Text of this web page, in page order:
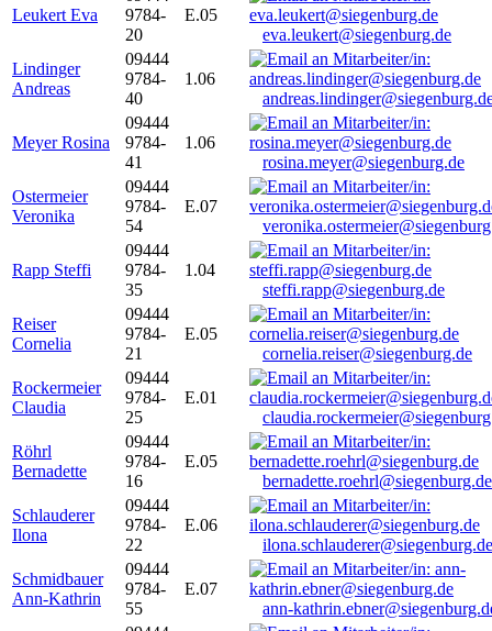
Leukert Eva
9784-
20
E.05
eva.leukert@siegenburg.de
Lindinger
Andreas
09444
9784-
40
1.06
Meyer Rosina
09444
9784-
41
1.06
rosina.meyer@siegenburg.de
Ostermeier
Veronika
09444
9784-
54
E.07
Rapp Steffi
09444
9784-
35
1.04
steffi.rapp@siegenburg.de
Reiser
Cornelia
09444
9784-
21
E.05
cornelia.reiser@siegenburg.de
Rockermeier
Claudia
09444
9784-
25
E.01
Röhrl
Bernadette
09444
9784-
16
E.05
bernadette.roehrl@siegenburg.de
Schlauderer
Ilona
09444
9784-
22
E.06
ilona.schlauderer@siegenburg.de
Schmidbauer
Ann-Kathrin
09444
9784-
55
E.07
ann-